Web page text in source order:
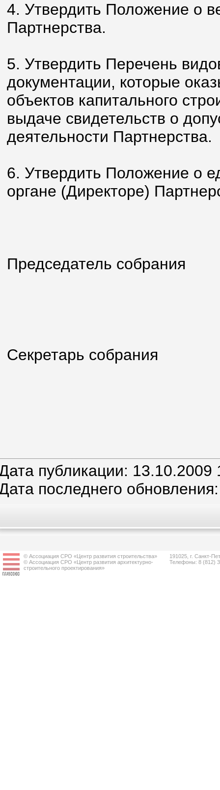
4. Утвердить Положение о
Партнерства.
5. Утвердить Перечень
документации, которые
объектов капитального
выдаче свидетельств о
деятельности Партнерства.
6. Утвердить Положение о
органе (Директоре)
Председатель собрания
Секретарь собрания
публикации: 13.10.2009
последнего
© Ассоциация СРО «Центр развития строительства»
© Ассоциация СРО «Центр развития архитектурно-
строительного проектирования»
191025, г. Санкт-
Телефоны: 8 (812)